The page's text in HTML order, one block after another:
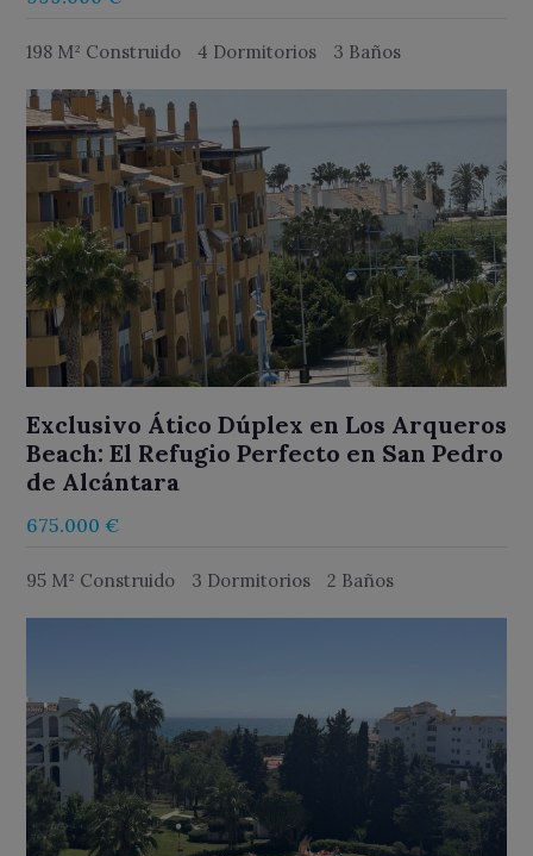
198 M² Construido 4 Dormitorios 3 Baños
Exclusivo Ático Dúplex en Los Arqueros
Beach: El Refugio Perfecto en San Pedro
de Alcántara
675.000 €
95 M² Construido 3 Dormitorios 2 Baños